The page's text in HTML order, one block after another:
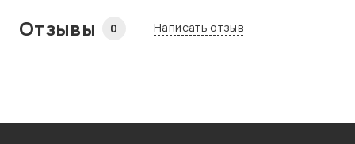
Отзывы 0 Написать отзыв